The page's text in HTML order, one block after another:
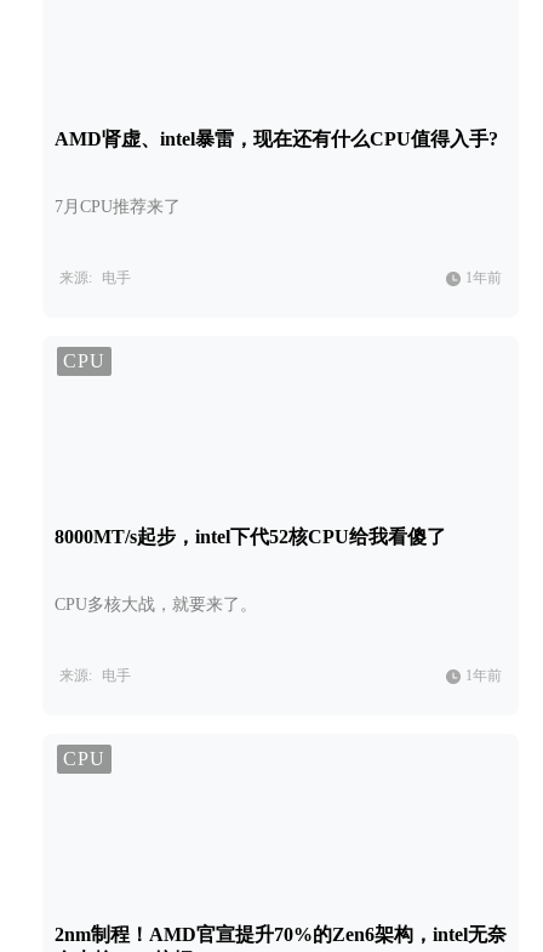
AMD肾虚、intel暴雷，现在还有什么CPU值得入手?
7月CPU推荐来了
来源: 电手 1年前
CPU
8000MT/s起步，intel下代52核CPU给我看傻了
CPU多核大战，就要来了。
来源: 电手 1年前
CPU
2nm制程！AMD官宣提升70%的Zen6架构，intel无奈